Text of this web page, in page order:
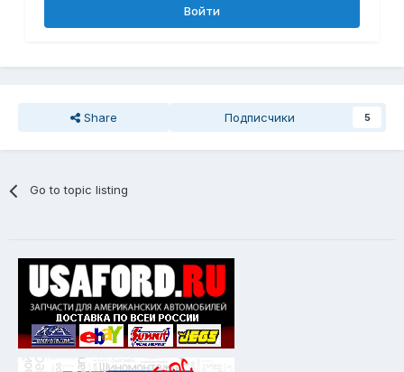
Войти
Share Подписчики 5
Go to topic listing